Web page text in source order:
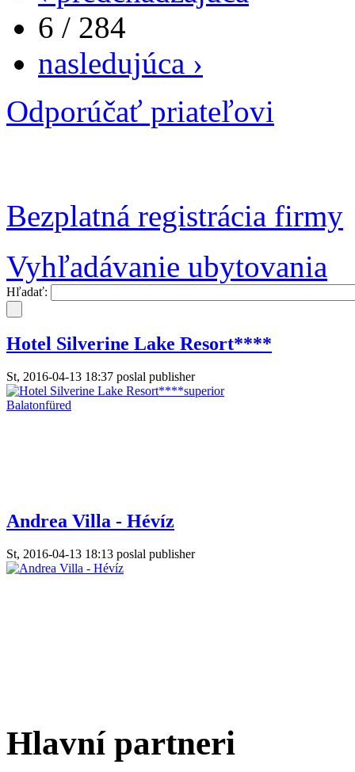
6 / 284
nasledujúca ›
Odporúčať priateľovi
Bezplatná registrácia firmy
Vyhľadávanie ubytovania
Hľadať:
Hotel Silverine Lake Resort****
St, 2016-04-13 18:37 poslal publisher
Andrea Villa - Hévíz
St, 2016-04-13 18:13 poslal publisher
Hlavní partneri